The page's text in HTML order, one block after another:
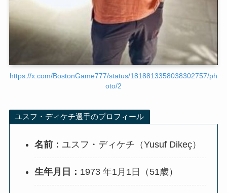
https://x.com/BostonGame777/status/1818813358038302757/ph
oto/2
ユスフ・ディケチ選手のプロフィール
名前：ユスフ・ディケチ（Yusuf Dikeç）
生年月日： 1973 年1月1日（51歳）